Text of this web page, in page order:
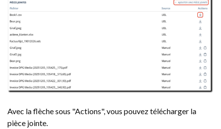
Avec la flèche sous "Actions", vous pouvez télécharger la
pièce jointe.